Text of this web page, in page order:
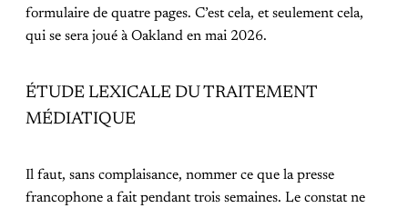
formulaire de quatre pages. C’est cela, et seulement cela,
qui se sera joué à Oakland en mai 2026.
ÉTUDE LEXICALE DU TRAITEMENT
MÉDIATIQUE
Il faut, sans complaisance, nommer ce que la presse
francophone a fait pendant trois semaines. Le constat ne